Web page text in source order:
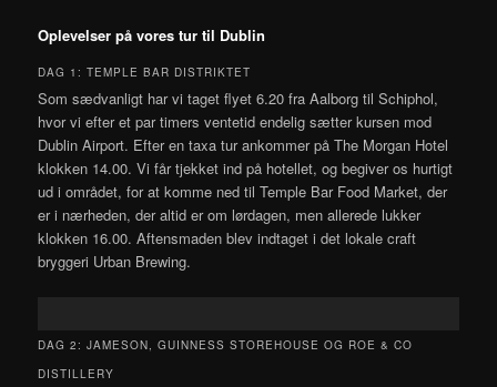
Oplevelser på vores tur til Dublin
DAG 1: TEMPLE BAR DISTRIKTET
Som sædvanligt har vi taget flyet 6.20 fra Aalborg til Schiphol,
hvor vi efter et par timers ventetid endelig sætter kursen mod
Dublin Airport. Efter en taxa tur ankommer på The Morgan Hotel
klokken 14.00. Vi får tjekket ind på hotellet, og begiver os hurtigt
ud i området, for at komme ned til Temple Bar Food Market, der
er i nærheden, der altid er om lørdagen, men allerede lukker
klokken 16.00. Aftensmaden blev indtaget i det lokale craft
bryggeri Urban Brewing.
DAG 2: JAMESON, GUINNESS STOREHOUSE OG ROE & CO
DISTILLERY